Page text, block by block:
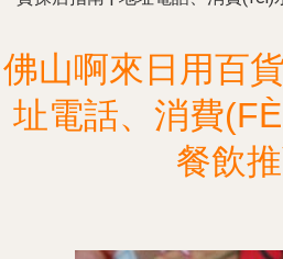
佛山啊來日用百
址電話、消費
餐飲